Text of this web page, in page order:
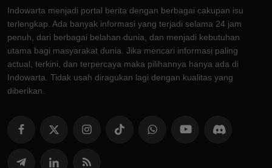
Indowarta menjadi portal berita dengan berbagai cakupan isu
terlengkap. Ada banyak informasi yang terjadi selama 24 jam
penuh, dari berbagai belahan dunia, dan menjadi kebutuhan
utama bagi masyarakat dunia. Jika mencari informasi paling
actual, terkini, dan terpercaya maka pilihannya hanya ada di
Indowarta. Tidak usah diragukan lagi dengan kualitas yang
diberikan.